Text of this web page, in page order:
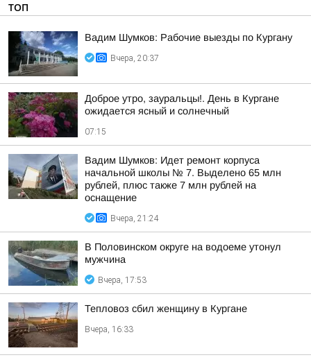
ТОП
Вадим Шумков: Рабочие выезды по Кургану
Вчера, 20:37
Доброе утро, зауральцы!. День в Кургане
ожидается ясный и солнечный
07:15
Вадим Шумков: Идет ремонт корпуса
начальной школы № 7. Выделено 65 млн
рублей, плюс также 7 млн рублей на
оснащение
Вчера, 21:24
В Половинском округе на водоеме утонул
мужчина
Вчера, 17:53
Тепловоз сбил женщину в Кургане
Вчера, 16:33